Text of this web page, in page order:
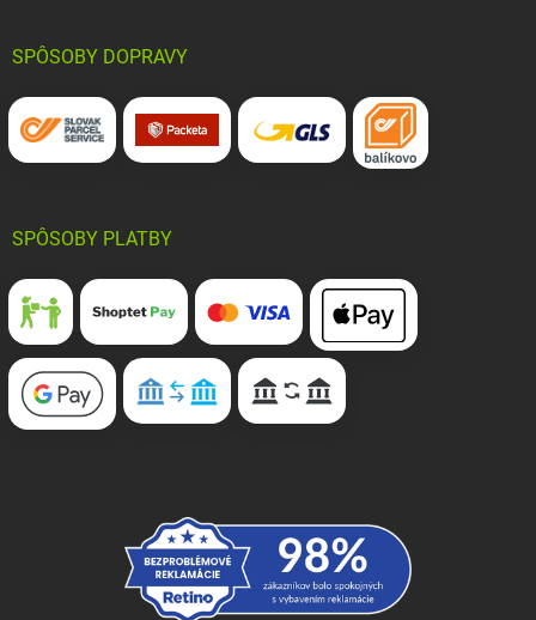
SPÔSOBY DOPRAVY
SPÔSOBY PLATBY